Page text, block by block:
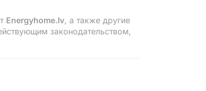
Energyhome.lv, а также другие
законодательством,